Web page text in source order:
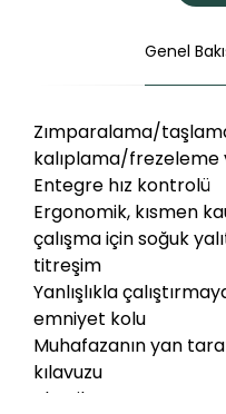
Genel
Zımparalama/
kalıplama/frezeleme
Entegre hız kontrolü
Ergonomik, kısmen
çalışma için soğuk
titreşim
Yanlışlıkla
emniyet kolu
Muhafazanın yan
kılavuzu
Plastik Taşıma Çantası